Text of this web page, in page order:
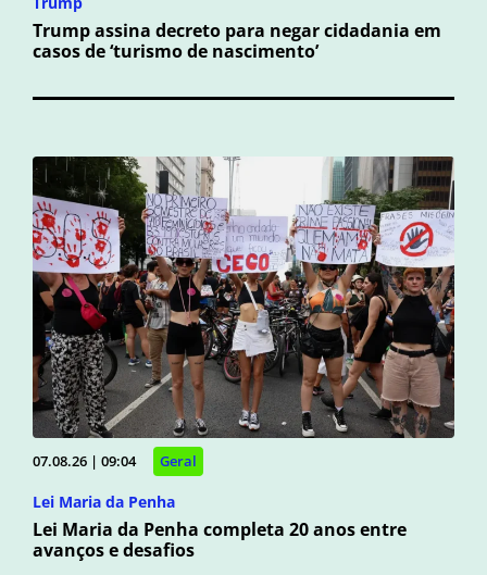
Trump assina decreto para negar cidadania em
casos de ‘turismo de nascimento’
07.08.26 | 09:04 Geral
Lei Maria da Penha
Lei Maria da Penha completa 20 anos entre
avanços e desafios